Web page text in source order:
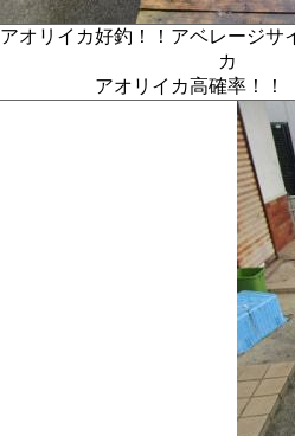
アオリイカ好釣！！アベレージサ
カ
アオリイカ高確率！